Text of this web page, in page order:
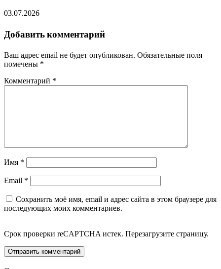
03.07.2026
Добавить комментарий
Ваш адрес email не будет опубликован. Обязательные поля
помечены *
Комментарий *
Имя *
Email *
Сохранить моё имя, email и адрес сайта в этом браузере для
последующих моих комментариев.
Срок проверки reCAPTCHA истек. Перезагрузите страницу.